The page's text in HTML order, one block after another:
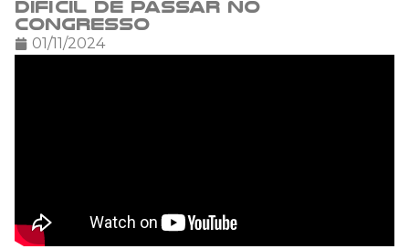
difícil de passar no
Congresso
01/11/2024